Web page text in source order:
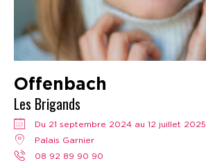
Offenbach
Les Brigands
Du 21 septembre 2024 au 12 juillet 2025
Palais Garnier
08 92 89 90 90